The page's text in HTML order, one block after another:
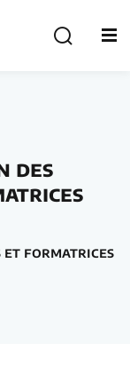
des
et formatrices